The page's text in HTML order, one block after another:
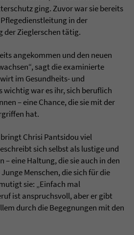
ging. Zuvor war sie bereits
in der
der Zieglerschen tätig.
angekommen und den neuen
sagt die examinierte
im Gesundheits- und
wichtig war es ihr, sich beruflich
– eine Chance, die sie mit der
hat.
Chrisi Pantsidou viel
sich selbst als lustige und
– eine Haltung, die sie auch in den
Menschen, die sich für die
sie: „Einfach mal
ist anspruchsvoll, aber er gibt
durch die Begegnungen mit den